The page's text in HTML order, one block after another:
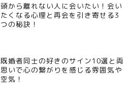
頭から離れない人に会いたい！会い
たくなる心理と再会を引き寄せる3
つの秘訣！
既婚者同士の好きのサイン10選と両
思いで心の繋がりを感じる雰囲気や
空気！